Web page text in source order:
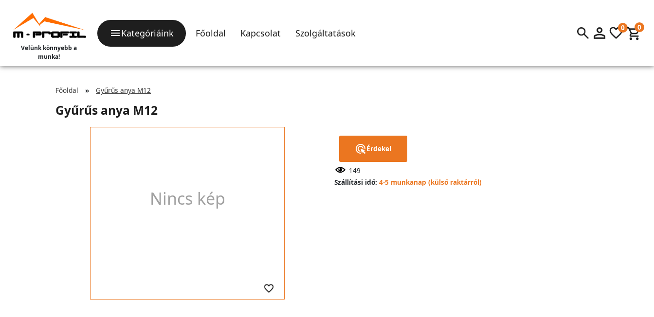
Velünk könnyebb a
munka!
Kategóriáink Főoldal Kapcsolat Szolgáltatások 0 0
Főoldal Gyűrűs anya M12
Gyűrűs anya M12
Nincs kép
Érdekel
149
Szállítási idő: 4-5 munkanap (külső raktárról)